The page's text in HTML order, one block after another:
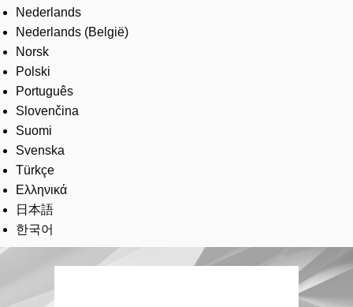
Nederlands
Nederlands (België)
Norsk
Polski
Português
Slovenčina
Suomi
Svenska
Türkçe
Ελληνικά
日本語
한국어